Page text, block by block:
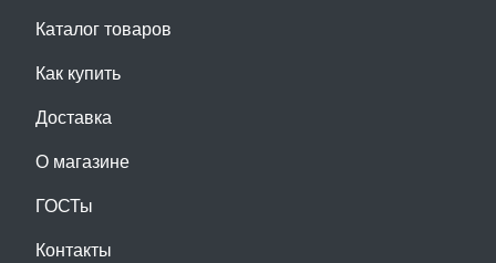
Каталог товаров
Как купить
Доставка
О магазине
ГОСТы
Контакты